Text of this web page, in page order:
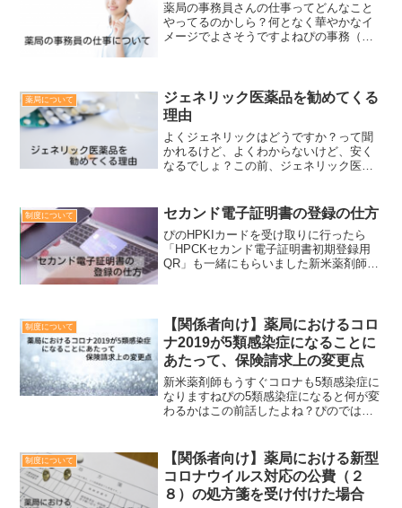
薬局の事務員さんの仕事ってどんなこと
やってるのかしら？何となく華やかなイ
メージでよさそうですよねぴの事務（ス
（スタッフ）の仕事ここで...
薬局について
ジェネリック医薬品を勧めてくる
理由
よくジェネリックはどうですか？って聞
かれるけど、よくわからないけど、安く
なるでしょ？この前、ジェネリック医薬
薬代が安くなります保険者からジェネリ
ック医薬品のススメの手紙...
制度について セカンド電子証明書の登録の仕方
ぴのHPKIカードを受け取りに行ったら
「HPCKセカンド電子証明書初期登録用
QR」も一緒にもらいました新米薬剤師セ
かな？あら...
制度について
【関係者向け】薬局におけるコロ
ナ2019が5類感染症になることに
あたって、保険請求上の変更点
新米薬剤師もうすぐコロナも5類感染症に
なりますねぴの5類感染症になると何が変
わるかはこの前話したよね？ぴのでは、
公費対象じゃなくなりますよね？ぴのそ
うだね。コロナ患者へ...
制度について
【関係者向け】薬局における新型
コロナウイルス対応の公費（２
８）の処方箋を受け付けた場合